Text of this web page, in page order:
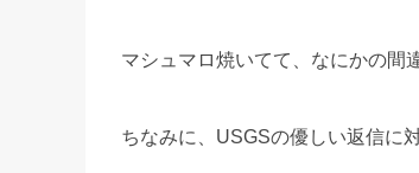
マシュマロ焼いてて、なにかの間
ちなみに、USGSの優しい返信に